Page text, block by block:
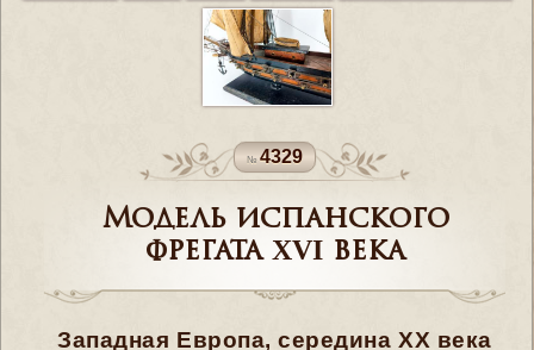
4329
Модель испанского
фрегата XVI века
Западная Европа, середина XX века